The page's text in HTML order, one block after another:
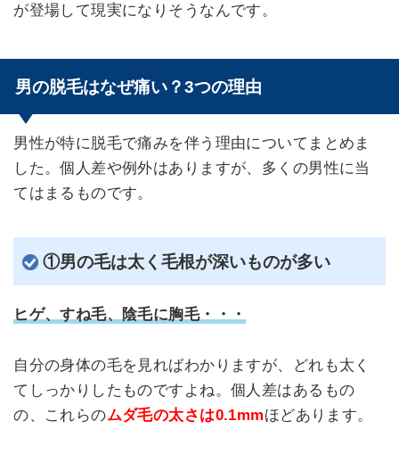
が登場して現実になりそうなんです。
男の脱毛はなぜ痛い？3つの理由
男性が特に脱毛で痛みを伴う理由についてまとめま
した。個人差や例外はありますが、多くの男性に当
てはまるものです。
①男の毛は太く毛根が深いものが多い
ヒゲ、すね毛、陰毛に胸毛・・・
自分の身体の毛を見ればわかりますが、どれも太く
てしっかりしたものですよね。個人差はあるもの
の、これらのムダ毛の太さは0.1mmほどあります。